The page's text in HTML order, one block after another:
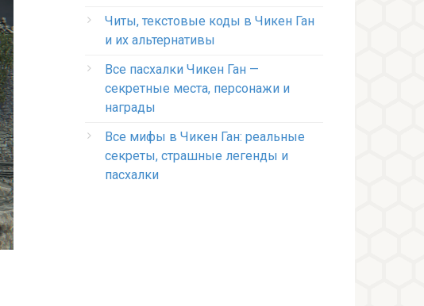
Читы, текстовые коды в Чикен Ган
и их альтернативы
Все пасхалки Чикен Ган —
секретные места, персонажи и
награды
Все мифы в Чикен Ган: реальные
секреты, страшные легенды и
пасхалки